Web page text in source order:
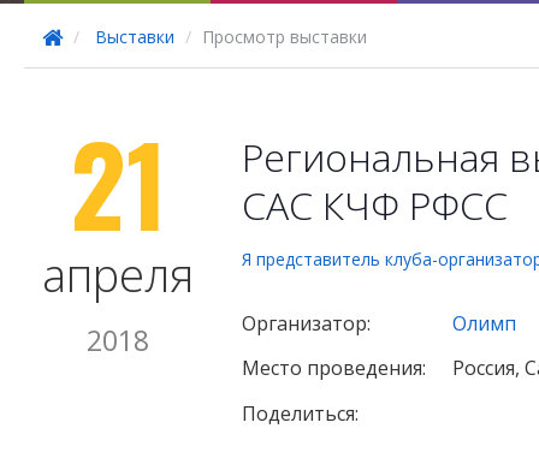
Выставки Просмотр выставки
21
апреля
2018
Региональная
САС КЧФ РФСС
Я представитель клуба-
Организатор:
Олимп
Место проведения:
Россия,
Поделиться: